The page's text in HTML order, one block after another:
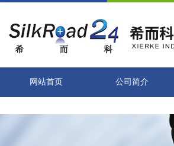
网站首页 公司简介